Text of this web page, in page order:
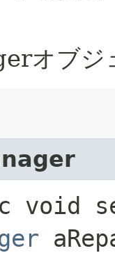
オブジ